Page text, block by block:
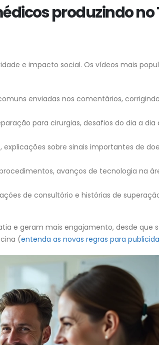
produzindo no
e impacto social. Os vídeos mais
enviadas nos comentários,
para cirurgias, desafios do dia a dia
sobre sinais importantes de
avanços de tecnologia na
de consultório e histórias de
e geram mais engajamento, desde que
(entenda as novas regras para